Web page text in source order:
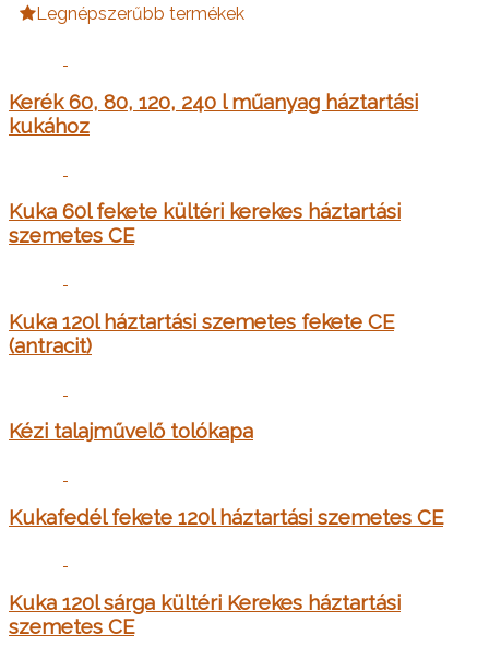
Legnépszerűbb termékek
Kerék 60, 80, 120, 240 l műanyag háztartási
kukához
Kuka 60l fekete kültéri kerekes háztartási
szemetes CE
Kuka 120l háztartási szemetes fekete CE
(antracit)
Kézi talajművelő tolókapa
Kukafedél fekete 120l háztartási szemetes CE
Kuka 120l sárga kültéri Kerekes háztartási
szemetes CE